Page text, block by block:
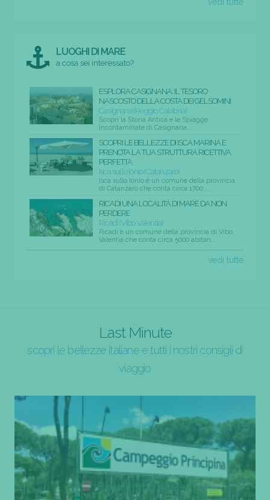
LUOGHI DI MARE
a cosa sei interessato?
ESPLORA CASIGNANA: IL TESORO
NASCOSTO DELLA COSTA DEI GELSOMINI
Casignana (Reggio Calabria)
Scopri la Storia Antica e le Spiagge
Incontaminate di Casignana...
SCOPRI LE BELLEZZE DI ISCA MARINA E
PRENOTA LA TUA STRUTTURA RICETTIVA
PERFETTA
Isca sullo Ionio (Catanzaro)
Isca sullo Ionio è un comune della provincia
di Catanzaro che conta circa 1700 ...
RICADI UNA LOCALITÀ DI MARE DA NON
PERDERE
Ricadi (Vibo Valentia)
Ricadi è un comune della provincia di Vibo
Valentia che conta circa 5000 abitan...
vedi tutte
Last Minute
scopri le bellezze italiane e tutti i nostri consigli di
viaggio